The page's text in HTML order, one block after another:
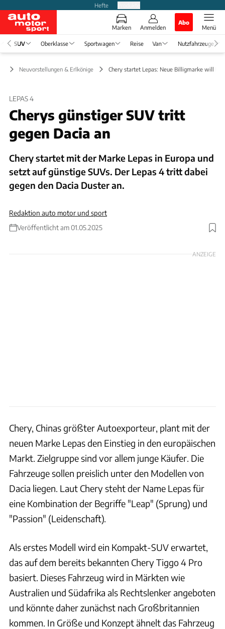
Hefte
Marken Anmelden
Abo
Menü
SUV Oberklasse Sportwagen Reise Van Nutzfahrzeuge
Neuvorstellungen & Erlkönige Chery startet Lepas: Neue Billigmarke will
LEPAS 4
Cherys günstiger SUV tritt
gegen Dacia an
Chery startet mit der Marke Lepas in Europa und
setzt auf günstige SUVs. Der Lepas 4 tritt dabei
gegen den Dacia Duster an.
Redaktion auto motor und sport
Veröffentlicht am 01.05.2025
Foto: Chery
ANZEIGE
Chery, Chinas größter Autoexporteur, plant mit der
neuen Marke Lepas den Einstieg in den europäischen
Markt. Zielgruppe sind vor allem junge Käufer. Die
Fahrzeuge sollen preislich unter den Modellen von
Dacia liegen. Laut Chery steht der Name Lepas für
eine Kombination der Begriffe "Leap" (Sprung) und
"Passion" (Leidenschaft).
Als erstes Modell wird ein Kompakt-SUV erwartet,
das auf dem bereits bekannten Chery Tiggo 4 Pro
basiert. Dieses Fahrzeug wird in Märkten wie
Australien und Südafrika als Rechtslenker angeboten
und könnte daher zunächst nach Großbritannien
kommen. In Größe und Konzept ähnelt das Fahrzeug